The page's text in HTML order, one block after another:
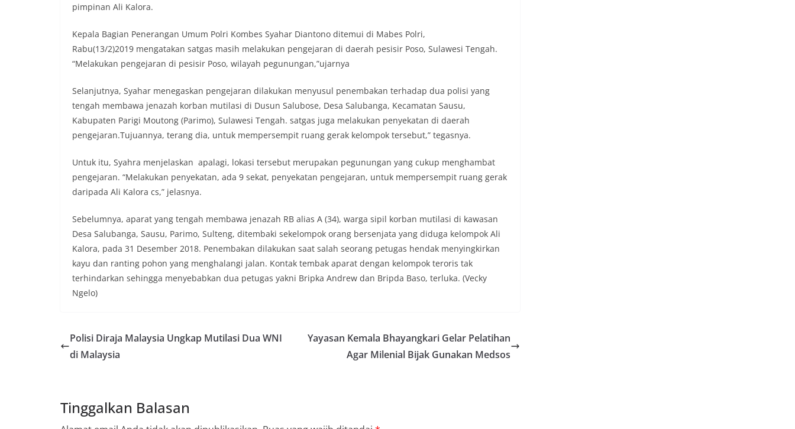
pimpinan Ali Kalora.
Kepala Bagian Penerangan Umum Polri Kombes Syahar Diantono ditemui di Mabes Polri,
Rabu(13/2)2019 mengatakan satgas masih melakukan pengejaran di daerah pesisir Poso, Sulawesi Tengah.
“Melakukan pengejaran di pesisir Poso, wilayah pegunungan,”ujarnya
Selanjutnya, Syahar menegaskan pengejaran dilakukan menyusul penembakan terhadap dua polisi yang
tengah membawa jenazah korban mutilasi di Dusun Salubose, Desa Salubanga, Kecamatan Sausu,
Kabupaten Parigi Moutong (Parimo), Sulawesi Tengah. satgas juga melakukan penyekatan di daerah
pengejaran.Tujuannya, terang dia, untuk mempersempit ruang gerak kelompok tersebut,” tegasnya.
Untuk itu, Syahra menjelaskan apalagi, lokasi tersebut merupakan pegunungan yang cukup menghambat
pengejaran. “Melakukan penyekatan, ada 9 sekat, penyekatan pengejaran, untuk mempersempit ruang gerak
daripada Ali Kalora cs,” jelasnya.
Sebelumnya, aparat yang tengah membawa jenazah RB alias A (34), warga sipil korban mutilasi di kawasan
Desa Salubanga, Sausu, Parimo, Sulteng, ditembaki sekelompok orang bersenjata yang diduga kelompok Ali
Kalora, pada 31 Desember 2018. Penembakan dilakukan saat salah seorang petugas hendak menyingkirkan
kayu dan ranting pohon yang menghalangi jalan. Kontak tembak aparat dengan kelompok teroris tak
terhindarkan sehingga menyebabkan dua petugas yakni Bripka Andrew dan Bripda Baso, terluka. (Vecky
Ngelo)
Polisi Diraja Malaysia Ungkap Mutilasi Dua WNI
di Malaysia
Yayasan Kemala Bhayangkari Gelar Pelatihan
Agar Milenial Bijak Gunakan Medsos
Tinggalkan Balasan